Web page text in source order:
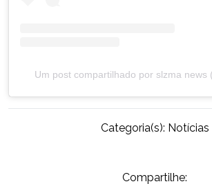
Um post compartilhado por slzma news
Categoria(s): Notícias
Compartilhe: